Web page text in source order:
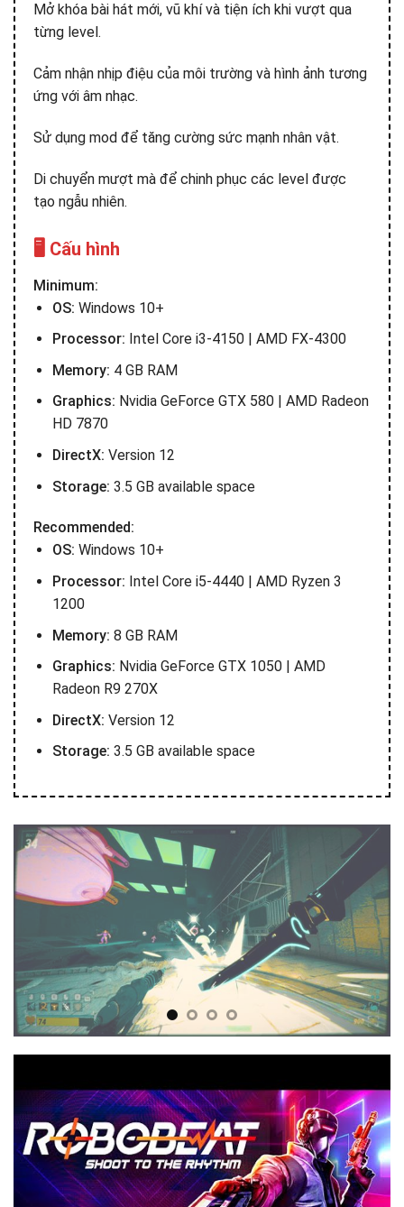
Mở khóa bài hát mới, vũ khí và tiện ích khi vượt qua
từng level.
Cảm nhận nhịp điệu của môi trường và hình ảnh tương
ứng với âm nhạc.
Sử dụng mod để tăng cường sức mạnh nhân vật.
Di chuyển mượt mà để chinh phục các level được
tạo ngẫu nhiên.
🖥️ Cấu hình
Minimum:
OS: Windows 10+
Processor: Intel Core i3-4150 | AMD FX-4300
Memory: 4 GB RAM
Graphics: Nvidia GeForce GTX 580 | AMD Radeon
HD 7870
DirectX: Version 12
Storage: 3.5 GB available space
Recommended:
OS: Windows 10+
Processor: Intel Core i5-4440 | AMD Ryzen 3
1200
Memory: 8 GB RAM
Graphics: Nvidia GeForce GTX 1050 | AMD
Radeon R9 270X
DirectX: Version 12
Storage: 3.5 GB available space